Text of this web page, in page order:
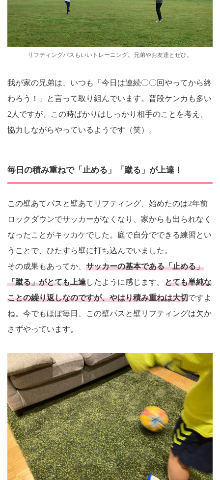
リフティングパスもいいトレーニング。兄弟やお友達とぜひ。
我が家の兄弟は、いつも「今日は連続〇〇回やってから終
わろう！」と言って取り組んでいます。普段ケンカも多い
2人ですが、この時ばかりはしっかり相手のことを考え、
協力しながらやっているようです（笑）。
毎日の積み重ねで「止める」「蹴る」が上達！
この壁あてパスと壁あてリフティング、始めたのは2年前
ロックダウンでサッカーがなくなり、家からも出られなく
なったことがキッカケでした。庭で自分でできる練習とい
うことで、ひたすら壁に打ち込んでいました。
その成果もあってか、 サッカーの基本である「止める」
「蹴る」がとても上達したように感じます。 とても単純な
ことの繰り返しなのですが、やはり積み重ねは大切ですよ
ね。今でもほぼ毎日、この壁パスと壁リフティングは欠か
さずやっています。